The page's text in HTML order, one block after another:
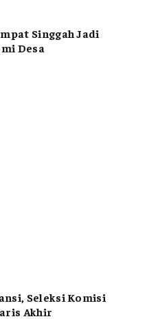
Singgah Jadi
Desa
Seleksi Komisi
Akhir